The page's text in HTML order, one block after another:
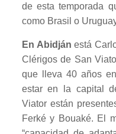
de esta temporada
como Brasil o
En Abidján está
Clérigos de San
que lleva 40 años
estar en la capital
Viator están
Ferké y Bouaké. El